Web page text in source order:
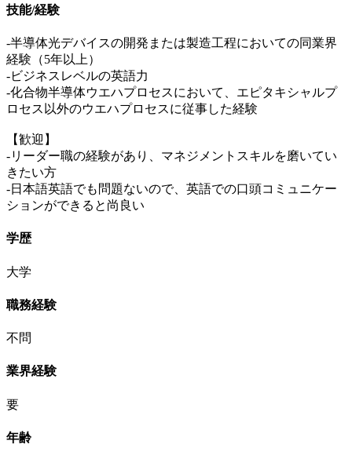
技能/経験
-半導体光デバイスの開発または製造工程においての同業界
経験（5年以上）
-ビジネスレベルの英語力
‐化合物半導体ウエハプロセスにおいて、エピタキシャルプ
ロセス以外のウエハプロセスに従事した経験
【歓迎】
‐リーダー職の経験があり、マネジメントスキルを磨いてい
きたい方
‐日本語英語でも問題ないので、英語での口頭コミュニケー
ションができると尚良い
学歴
大学
職務経験
不問
業界経験
要
年齢